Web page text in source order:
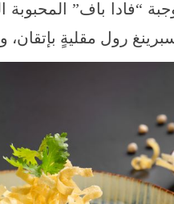
“فادا باف”
رول مقليةٍ بإتقان،